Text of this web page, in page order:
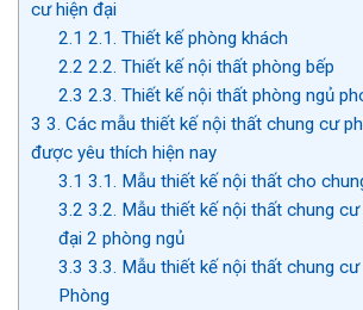
cư hiện đại
2.1 2.1. Thiết kế phòng khách
2.2 2.2. Thiết kế nội thất phòng bếp
2.3 2.3. Thiết kế nội thất phòng ngủ
3 3. Các mẫu thiết kế nội thất chung cư
được yêu thích hiện nay
3.1 3.1. Mẫu thiết kế nội thất cho
3.2 3.2. Mẫu thiết kế nội thất chung
đại 2 phòng ngủ
3.3 3.3. Mẫu thiết kế nội thất chung
Phòng